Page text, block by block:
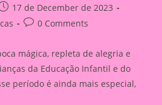
17 de December de 2023
Post0 Comments
mágica, repleta de alegria e
da Educação Infantil e do
período é ainda mais especial,